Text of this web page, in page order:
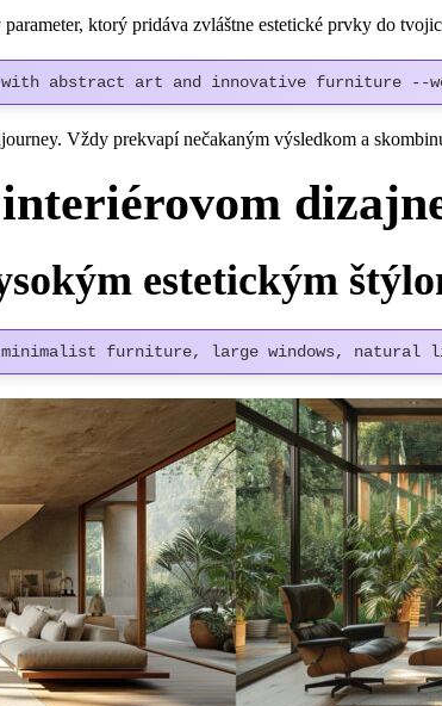
ktorý pridáva zvláštne estetické prvky do
abstract art and innovative furniture --
Vždy prekvapí nečakaným výsledkom a
estetickým
minimalist furniture, large windows,